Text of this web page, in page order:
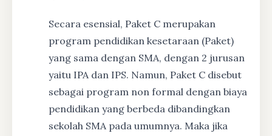
Secara esensial, Paket C merupakan
program pendidikan kesetaraan (Paket)
yang sama dengan SMA, dengan 2 jurusan
yaitu IPA dan IPS. Namun, Paket C disebut
sebagai program non formal dengan biaya
pendidikan yang berbeda dibandingkan
sekolah SMA pada umumnya. Maka jika